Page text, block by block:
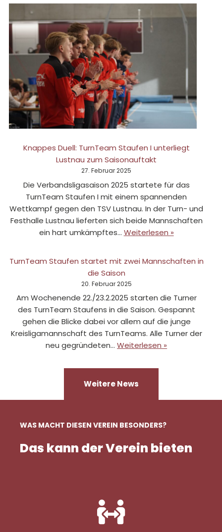
Knappes Duell: TurnTeam Staufen I unterliegt
Lustnau zum Saisonauftakt
27. Februar 2025
Die Verbandsligasaison 2025 startete für das
TurnTeam Staufen I mit einem spannenden
Wettkampf gegen den TSV Lustnau. In der Turn- und
Festhalle Lustnau lieferten sich beide Mannschaften
ein hart umkämpftes… Weiterlesen »
TurnTeam Staufen startet mit zwei Mannschaften in
die Saison
20. Februar 2025
Am Wochenende 22./23.2.2025 starten die Turner
des TurnTeam Staufens in die Saison. Gespannt
gehen die Blicke dabei vor allem auf die junge
Kreisligamannschaft des TurnTeams. Alle Turner der
neu gegründeten…Weiterlesen »
Weitere News
WAS MACHT DIESEN VEREIN BESONDERS?
Das kann der Verein bieten